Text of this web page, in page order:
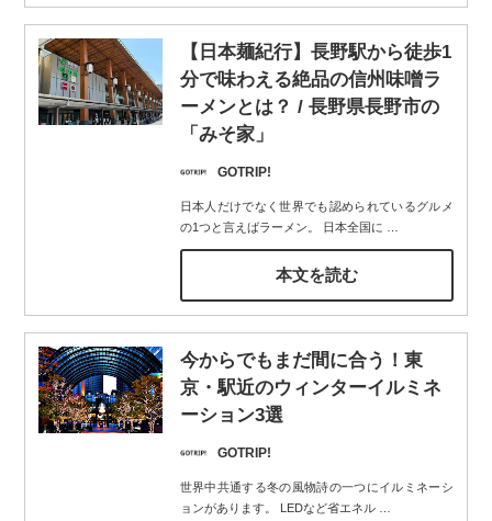
【日本麺紀行】長野駅から徒歩1
分で味わえる絶品の信州味噌ラ
ーメンとは？ / 長野県長野市の
「みそ家」
GOTRIP!
日本人だけでなく世界でも認められているグルメ
の1つと言えばラーメン。 日本全国に
本文を読む
今からでもまだ間に合う！東
京・駅近のウィンターイルミネ
ーション3選
GOTRIP!
世界中共通する冬の風物詩の一つにイルミネーシ
ョンがあります。 LEDなど省エネル…